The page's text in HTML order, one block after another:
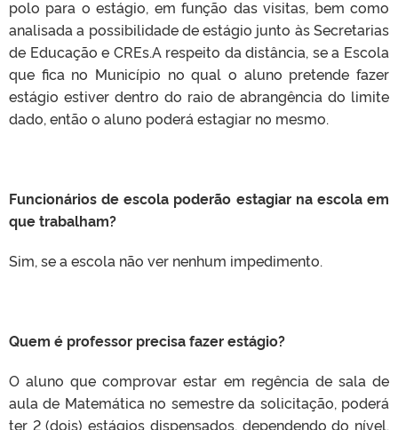
polo para o estágio, em função das visitas, bem como
analisada a possibilidade de estágio junto às Secretarias
de Educação e CREs.A respeito da distância, se a Escola
que fica no Município no qual o aluno pretende fazer
estágio estiver dentro do raio de abrangência do limite
dado, então o aluno poderá estagiar no mesmo.
Funcionários de escola poderão estagiar na escola em
que trabalham?
Sim, se a escola não ver nenhum impedimento.
Quem é professor precisa fazer estágio?
O aluno que comprovar estar em regência de sala de
aula de Matemática no semestre da solicitação, poderá
ter 2 (dois) estágios dispensados, dependendo do nível.